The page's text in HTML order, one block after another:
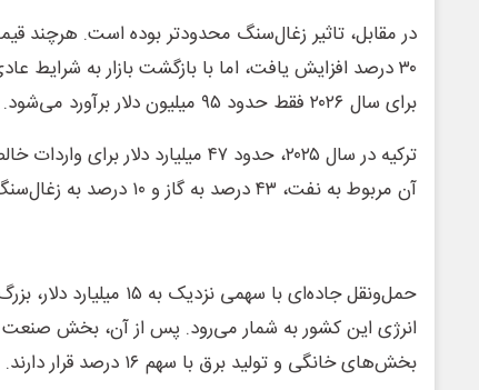
در مقابل، تاثیر زغال‌سنگ محدودتر بوده است.
۳۰ درصد افزایش یافت، اما با بازگشت بازار به شرایط
برای سال ۲۰۲۶ فقط حدود ۹۵ میلیون دلار برآورد می‌شود.
آن مربوط به نفت، ۴۳ درصد به گاز و ۱۰ درصد به زغال‌سنگ بود.
حمل‌ونقل جاده‌ای با سهمی
بخش‌های خانگی و تولید برق با سهم ۱۶ درصد قرار دارند.